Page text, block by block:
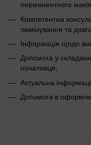
перманентного
Компетентна
ламінування та
Інформація щодо
Допомога у
початківця;
Актуальна
Допомога в